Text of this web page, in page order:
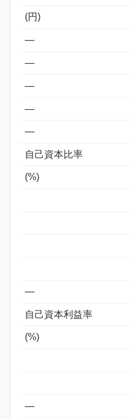
(円)
―
―
―
―
―
自己資本比率
(%)
―
自己資本利益率
(%)
―